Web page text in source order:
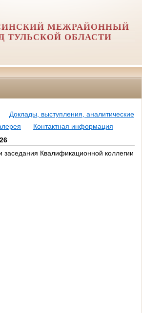
МЕЖРАЙОННЫЙ
ТУЛЬСКОЙ ОБЛАСТИ
Доклады, выступления, аналитические
Контактная информация
заседания Квалификационной коллегии